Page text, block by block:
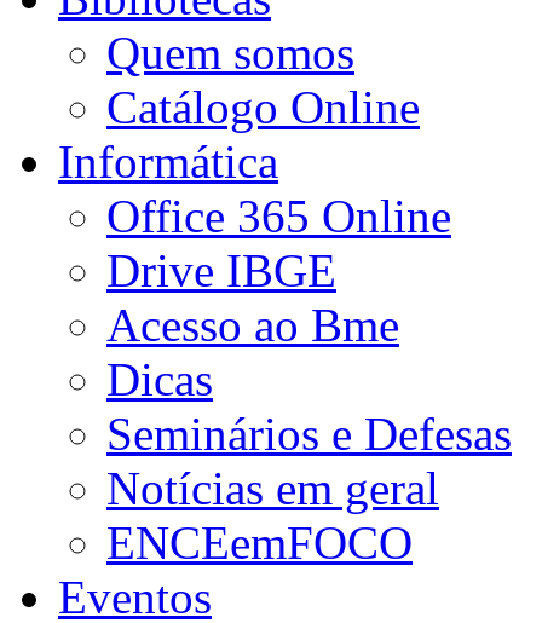
Quem somos
Catálogo Online
Informática
Office 365 Online
Drive IBGE
Acesso ao Bme
Dicas
Seminários e Defesas
Notícias em geral
ENCEemFOCO
Eventos